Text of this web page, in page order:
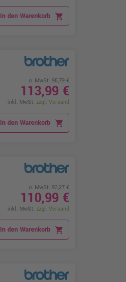
In den Warenkorb shopping_cart
o. MwSt. 95,79 €
113,99 €
inkl. MwSt. zzgl. Versand
In den Warenkorb shopping_cart
o. MwSt. 93,27 €
110,99 €
inkl. MwSt. zzgl. Versand
In den Warenkorb shopping_cart